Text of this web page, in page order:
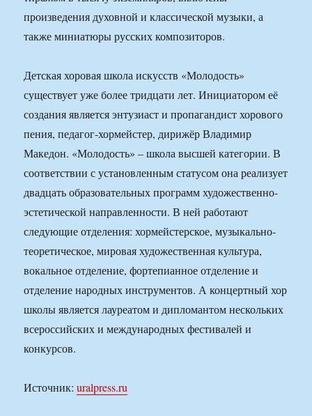
произведения духовной и классической музыки, а
также миниатюры русских композиторов.
Детская хоровая школа искусств «Молодость»
существует уже более тридцати лет. Инициатором её
создания является энтузиаст и пропагандист хорового
пения, педагог-хормейстер, дирижёр Владимир
Македон. «Молодость» – школа высшей категории. В
соответствии с установленным статусом она реализует
двадцать образовательных программ художественно-
эстетической направленности. В ней работают
следующие отделения: хормейстерское, музыкально-
теоретическое, мировая художественная культура,
вокальное отделение, фортепианное отделение и
отделение народных инструментов. А концертный хор
школы является лауреатом и дипломантом нескольких
всероссийских и международных фестивалей и
конкурсов.
Источник:uralpress.ru